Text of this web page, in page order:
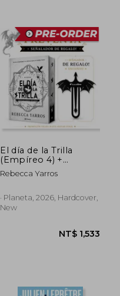
El día de la Trilla
(Empíreo 4) +
señalador de regalo!
(in Spanish)
Rebecca Yarros
· Planeta, 2026, Hardcover,
New